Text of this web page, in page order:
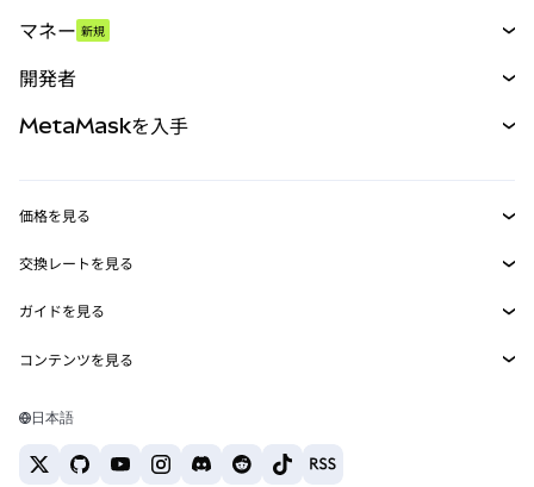
パーペチュアル
RWA
マネー 新規
開発者
MetaMask Connect
Snaps
Web3サービス
MetaMaskを入手
セキュリティ
サポート
キャリア
お問い合わせ
価格を見る
イーサリアムの価格
Solanaの価格
Tetherの価格
交換レートを見る
ETH→USD
USDT→INR
BTC→INR
ETH→USDT
ガイドを見る
ETHの購入
USDTの購入
コンテンツを見る
Solanaウォレット
日本語